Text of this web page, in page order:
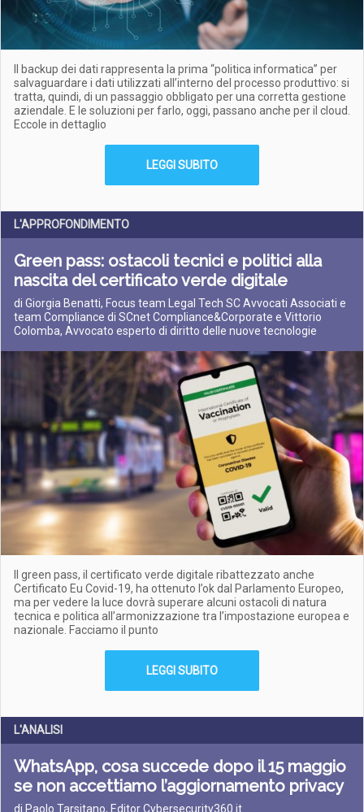
Il backup dei dati rappresenta la prima “politica informatica” per
salvaguardare i dati utilizzati all’interno del processo produttivo: si
tratta, quindi, di un passaggio obbligato per una corretta gestione
aziendale. E le soluzioni per farlo, oggi, passano anche per il cloud.
Eccole in dettaglio
LEGGI SUBITO
L'APPROFONDIMENTO
Green pass: ostacoli tecnici e politici alla
nascita del certificato verde digitale
di Giorgia Benatti, Focus team Legal Tech SC Avvocati Associati e
team Compliance di SCnet Compliance&Corporate e Vittorio
Colomba, Avvocato esperto di diritto delle nuove tecnologie
Il green pass, il certificato verde digitale ribattezzato anche
Certificato Eu Covid-19, ha ottenuto l’ok dal Parlamento Europeo,
ma per vedere la luce dovrà superare alcuni ostacoli di natura
tecnica e politica all’armonizzazione tra l’impostazione europea e
nazionale. Facciamo il punto
LEGGI SUBITO
L'ANALISI
WhatsApp, cosa succede dopo il 15 maggio
se non accettiamo l’aggiornamento privacy
di Paolo Tarsitano, Editor Cybersecurity360.it